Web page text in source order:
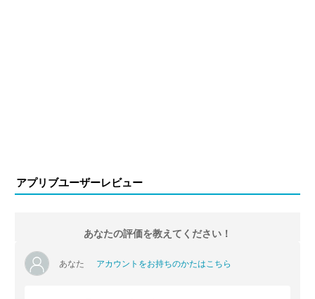
アプリブユーザーレビュー
あなたの評価を教えてください！
あなた アカウントをお持ちのかたはこちら